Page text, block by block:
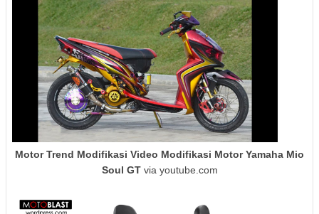
Motor Trend Modifikasi Video Modifikasi Motor Yamaha Mio
Soul GTvia youtube.com